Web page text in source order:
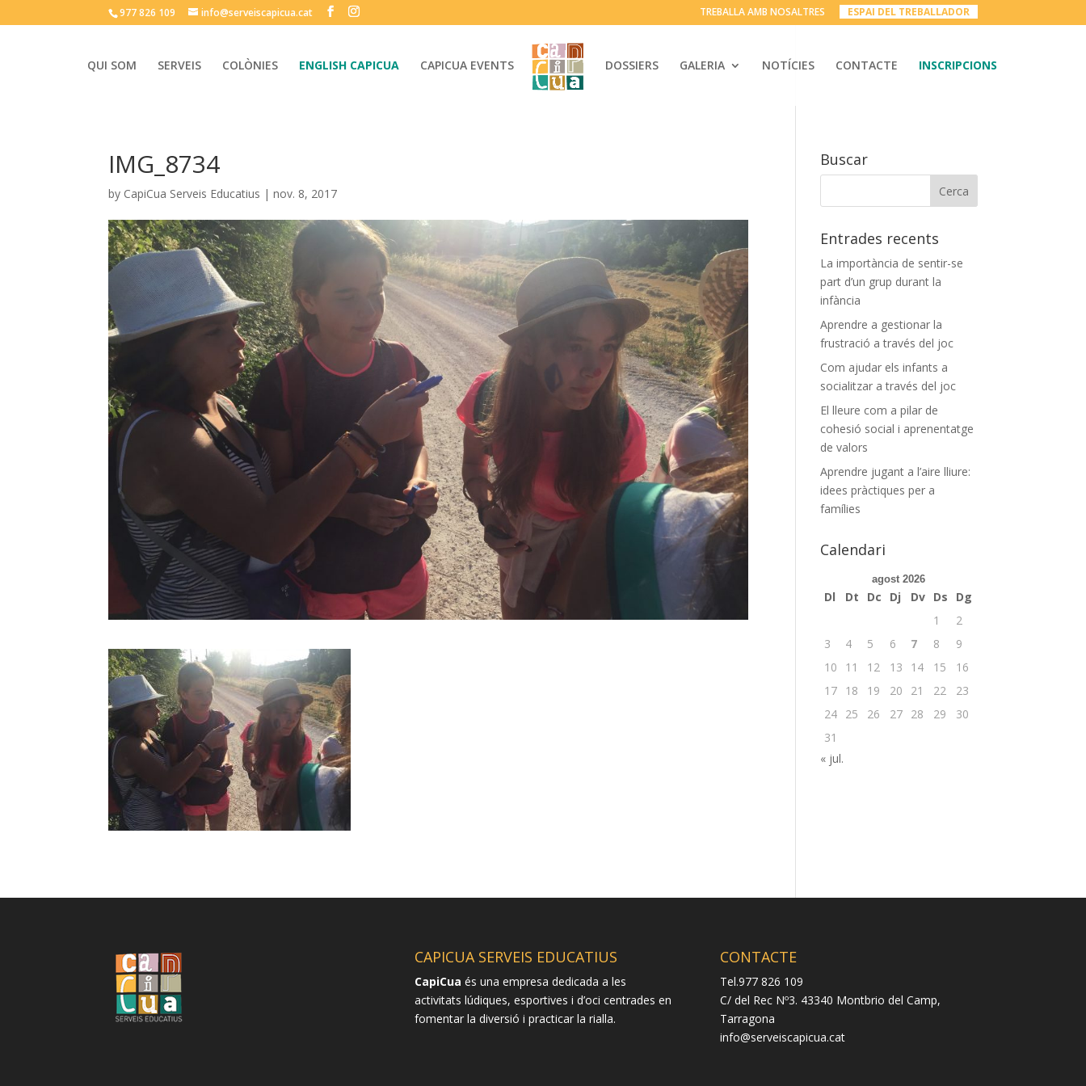
977 826 109 info@serveiscapicua.cat TREBALLA AMB NOSALTRES ESPAI DEL TREBALLADOR__
QUI SOM SERVEIS COLÒNIES ENGLISH CAPICUA CAPICUA EVENTS DOSSIERS GALERIA NOTÍCIES CONTACTE INSCRIPCIONS
IMG_8734
by CapiCua Serveis Educatius |nov. 8, 2017
Buscar
Entrades recents
La importància de sentir-se
part d’un grup durant la
infància
Aprendre a gestionar la
frustració a través del joc
Com ajudar els infants a
socialitzar a través del joc
El lleure com a pilar de
cohesió social i aprenentatge
de valors
Aprendre jugant a l’aire lliure:
idees pràctiques per a
famílies
Calendari
agost 2026
Dl Dt Dc Dj Dv Ds
Dg
1
2
3
4 5 6 7 8
9
10
11 12 13 14 15
16
17 18 19 20 21 22
23
24 25 26 27 28 29
30
31
« jul.
CAPICUA SERVEIS EDUCATIUS
CapiCua és una empresa dedicada a les
activitats lúdiques, esportives i d’oci centrades en
fomentar la diversió i practicar la rialla.
CONTACTE
Tel.977 826 109
C/ del Rec Nº3. 43340 Montbrio del Camp,
Tarragona
info@serveiscapicua.cat